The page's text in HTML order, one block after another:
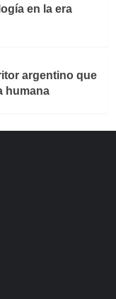
en la era
argentino que
humana